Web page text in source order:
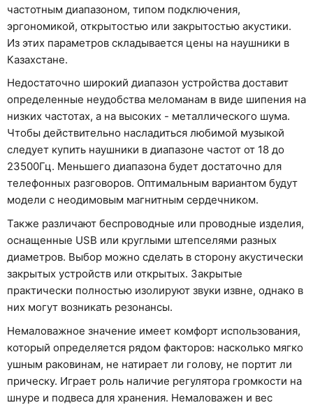
частотным диапазоном, типом подключения,
эргономикой, открытостью или закрытостью акустики.
Из этих параметров складывается цены на наушники в
Казахстане.
Недостаточно широкий диапазон устройства доставит
определенные неудобства меломанам в виде шипения на
низких частотах, а на высоких - металлического шума.
Чтобы действительно насладиться любимой музыкой
следует купить наушники в диапазоне частот от 18 до
23500Гц. Меньшего диапазона будет достаточно для
телефонных разговоров. Оптимальным вариантом будут
модели с неодимовым магнитным сердечником.
Также различают беспроводные или проводные изделия,
оснащенные USB или круглыми штепселями разных
диаметров. Выбор можно сделать в сторону акустически
закрытых устройств или открытых. Закрытые
практически полностью изолируют звуки извне, однако в
них могут возникать резонансы.
Немаловажное значение имеет комфорт использования,
который определяется рядом факторов: насколько мягко
ушным раковинам, не натирает ли голову, не портит ли
прическу. Играет роль наличие регулятора громкости на
шнуре и подвеса для хранения. Немаловажен и вес